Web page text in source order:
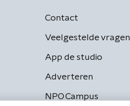
Contact
Veelgestelde vragen
App de studio
Adverteren
NPO Campus